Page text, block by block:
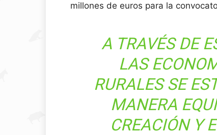
millones de euros para la
A TRAVÉS DE
LAS
RURALES SE
MANERA
CREACIÓN Y